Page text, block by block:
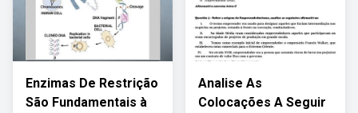
Enzimas De Restrição
São Fundamentais à
Analise As
Colocações A Seguir